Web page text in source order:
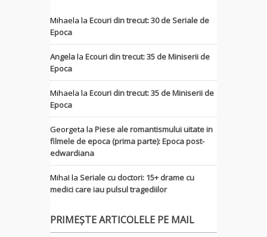
Mihaela la Ecouri din trecut: 30 de Seriale de
Epoca
Angelala Ecouri din trecut: 35 de Miniserii de
Epoca
Mihaela la Ecouri din trecut: 35 de Miniserii de
Epoca
Georgeta la Piese ale romantismului uitate in
filmele de epoca (prima parte): Epoca post-
edwardiana
MihaI la Seriale cu doctori: 15+ drame cu
medici care iau pulsul tragediilor
PRIMEȘTE ARTICOLELE PE MAIL